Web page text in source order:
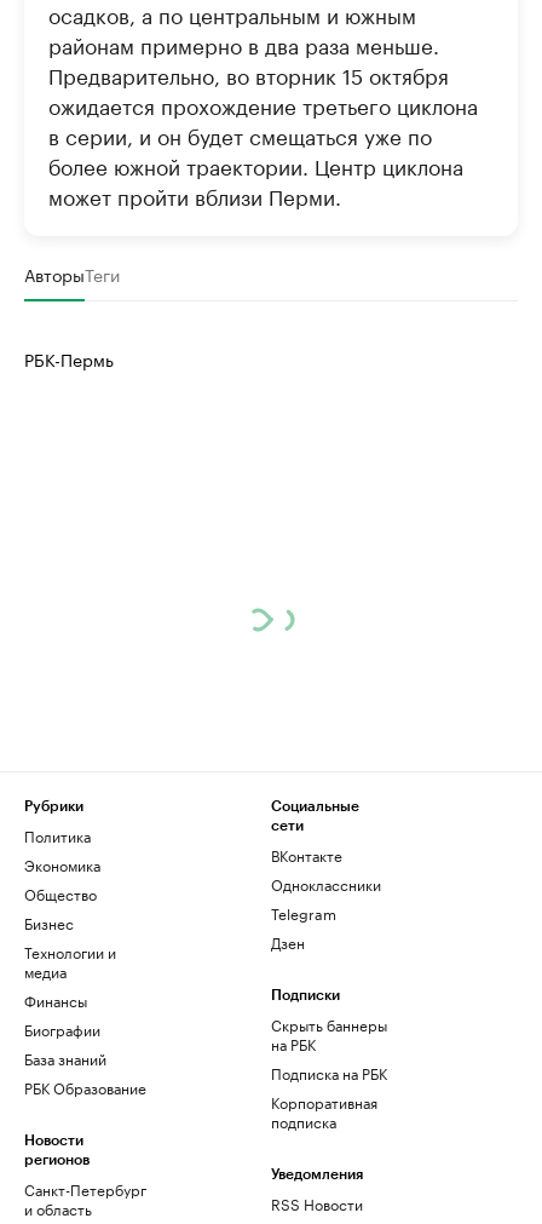
осадков, а по центральным и южным
районам примерно в два раза меньше.
Предварительно, во вторник 15 октября
ожидается прохождение третьего циклона
в серии, и он будет смещаться уже по
более южной траектории. Центр циклона
может пройти вблизи Перми.
АвторыТеги
РБК-Пермь
Рубрики
Политика
Экономика
Общество
Бизнес
Технологии и
медиа
Финансы
Биографии
База знаний
РБК Образование
Новости
регионов
Санкт-Петербург
и область
Социальные
сети
ВКонтакте
Одноклассники
Telegram
Дзен
Подписки
Скрыть баннеры
на РБК
Подписка на РБК
Корпоративная
подписка
Уведомления
RSS Новости